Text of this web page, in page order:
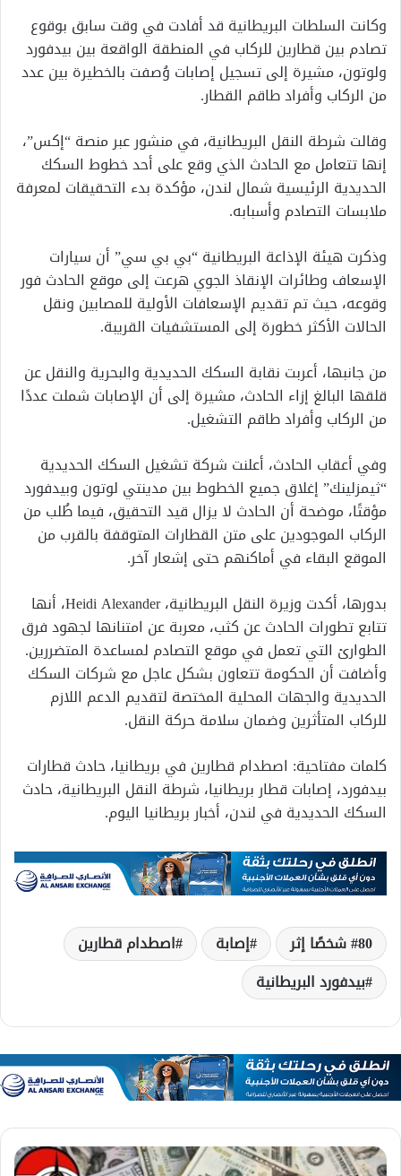
وكانت السلطات البريطانية قد أفادت في وقت سابق بوقوع
تصادم بين قطارين للركاب في المنطقة الواقعة بين بيدفورد
ولوتون، مشيرة إلى تسجيل إصابات وُصفت بالخطيرة بين عدد
من الركاب وأفراد طاقم القطار.
وقالت شرطة النقل البريطانية، في منشور عبر منصة “إكس”،
إنها تتعامل مع الحادث الذي وقع على أحد خطوط السكك
الحديدية الرئيسية شمال لندن، مؤكدة بدء التحقيقات لمعرفة
ملابسات التصادم وأسبابه.
وذكرت هيئة الإذاعة البريطانية “بي بي سي” أن سيارات
الإسعاف وطائرات الإنقاذ الجوي هرعت إلى موقع الحادث فور
وقوعه، حيث تم تقديم الإسعافات الأولية للمصابين ونقل
الحالات الأكثر خطورة إلى المستشفيات القريبة.
من جانبها، أعربت نقابة السكك الحديدية والبحرية والنقل عن
قلقها البالغ إزاء الحادث، مشيرة إلى أن الإصابات شملت عددًا
من الركاب وأفراد طاقم التشغيل.
وفي أعقاب الحادث، أعلنت شركة تشغيل السكك الحديدية
“ثيمزلينك” إغلاق جميع الخطوط بين مدينتي لوتون وبيدفورد
مؤقتًا، موضحة أن الحادث لا يزال قيد التحقيق، فيما طُلب من
الركاب الموجودين على متن القطارات المتوقفة بالقرب من
الموقع البقاء في أماكنهم حتى إشعار آخر.
بدورها، أكدت وزيرة النقل البريطانية، Heidi Alexander، أنها
تتابع تطورات الحادث عن كثب، معربة عن امتنانها لجهود فرق
الطوارئ التي تعمل في موقع التصادم لمساعدة المتضررين.
وأضافت أن الحكومة تتعاون بشكل عاجل مع شركات السكك
الحديدية والجهات المحلية المختصة لتقديم الدعم اللازم
للركاب المتأثرين وضمان سلامة حركة النقل.
كلمات مفتاحية: اصطدام قطارين في بريطانيا، حادث قطارات
بيدفورد، إصابات قطار بريطانيا، شرطة النقل البريطانية، حادث
السكك الحديدية في لندن، أخبار بريطانيا اليوم.
80 شخصًا إثر إصابة
اصطدام قطارين
بيدفورد البريطانية